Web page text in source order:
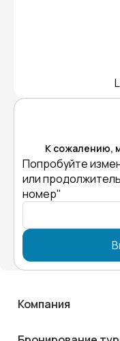
К сожалению,
Попробуйте
или
номер"
Компания